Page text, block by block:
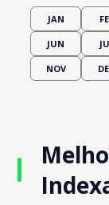
JAN
JUN
NOV